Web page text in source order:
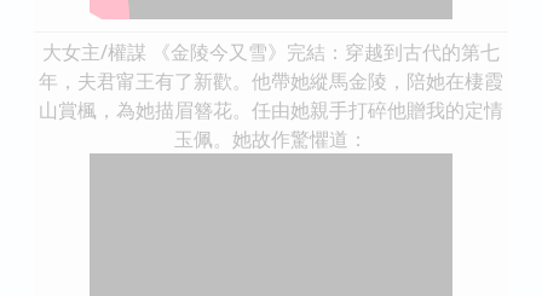
大女主/權謀 《金陵今又雪》完結：穿越到古代的第七
年，夫君甯王有了新歡。他帶她縱馬金陵，陪她在棲霞
山賞楓，為她描眉簪花。任由她親手打碎他贈我的定情
玉佩。她故作驚懼道：